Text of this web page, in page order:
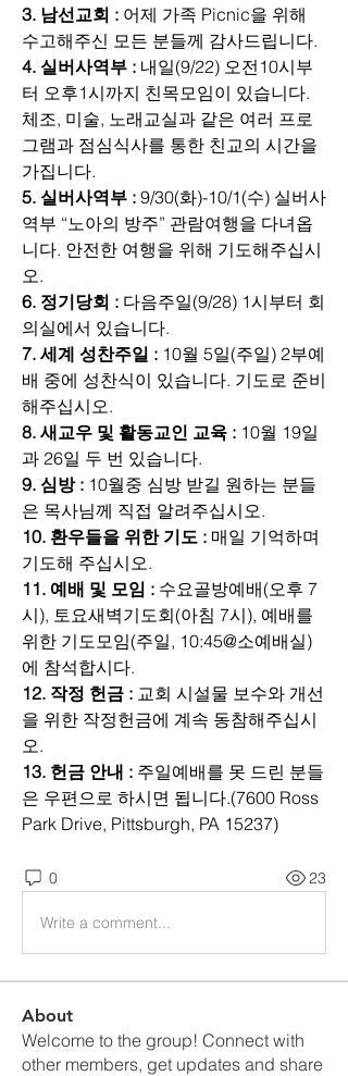
3. 남선교회 : 어제 가족 Picnic을 위해
수고해주신 모든 분들께 감사드립니다.
4. 실버사역부 : 내일(9/22) 오전10시부
터 오후1시까지 친목모임이 있습니다.
체조, 미술, 노래교실과 같은 여러 프로
그램과 점심식사를 통한 친교의 시간을
가집니다.
5. 실버사역부 : 9/30(화)-10/1(수) 실버사
역부 “노아의 방주” 관람여행을 다녀옵
니다. 안전한 여행을 위해 기도해주십시
오.
6. 정기당회 : 다음주일(9/28) 1시부터 회
의실에서 있습니다.
7. 세계 성찬주일 : 10월 5일(주일) 2부예
배 중에 성찬식이 있습니다. 기도로 준비
해주십시오.
8. 새교우 및 활동교인 교육 : 10월 19일
과 26일 두 번 있습니다.
9. 심방 : 10월중 심방 받길 원하는 분들
은 목사님께 직접 알려주십시오.
10. 환우들을 위한 기도 : 매일 기억하며
기도해 주십시오.
11. 예배 및 모임 : 수요골방예배(오후 7
시), 토요새벽기도회(아침 7시), 예배를
위한 기도모임(주일, 10:45@소예배실)
에 참석합시다.
12. 작정 헌금 : 교회 시설물 보수와 개선
을 위한 작정헌금에 계속 동참해주십시
오.
13. 헌금 안내 : 주일예배를 못 드린 분들
은 우편으로 하시면 됩니다.(7600 Ross
Park Drive, Pittsburgh, PA 15237)
0 23
Write a comment...
About
Welcome to the group! Connect with
other members, get updates and share